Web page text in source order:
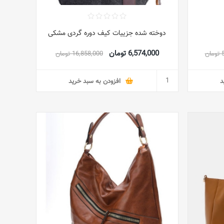
دوخته شده جزییات کیف دوره گردی مشکی
6,574,000 تومان 16,858,000 تومان
افزودن به سبد خرید